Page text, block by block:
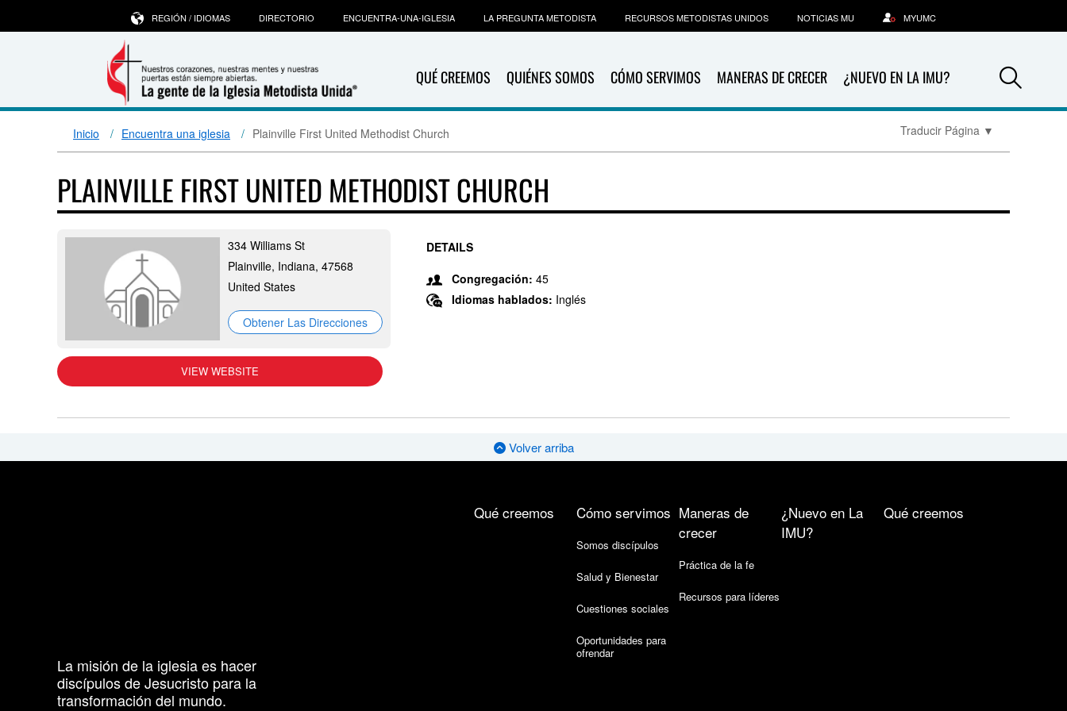
QUÉ CREEMOS QUIÉNES SOMOS CÓMO SERVIMOS MANERAS DE CRECER ¿NUEVO EN LA IMU?
REGIÓN / IDIOMAS DIRECTORIO ENCUENTRA-UNA-IGLESIA LA PREGUNTA METODISTA RECURSOS METODISTAS UNIDOS NOTICIAS MU MYUMC
Inicio Encuentra una iglesia Plainville First United Methodist Church Traducir Página ▼
PLAINVILLE FIRST UNITED METHODIST CHURCH
334 Williams St
Plainville, Indiana, 47568
United States
Obtener Las Direcciones
VIEW WEBSITE
DETAILS
Congregación: 45
Idiomas hablados: Inglés
Volver arriba
La misión de la iglesia es hacer
discípulos de Jesucristo para la
transformación del mundo.
Qué creemos Cómo servimos
Somos discípulos
Salud y Bienestar
Cuestiones sociales
Oportunidades para
ofrendar
Maneras de
crecer
Práctica de la fe
Recursos para líderes
¿Nuevo en La
IMU?
Qué creemos